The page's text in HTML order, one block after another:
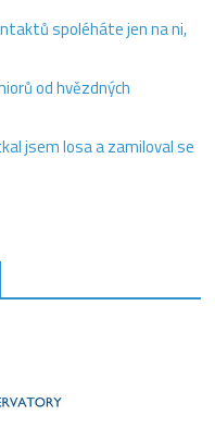
spoléháte jen na ni,
od hvězdných
jsem losa a zamiloval se